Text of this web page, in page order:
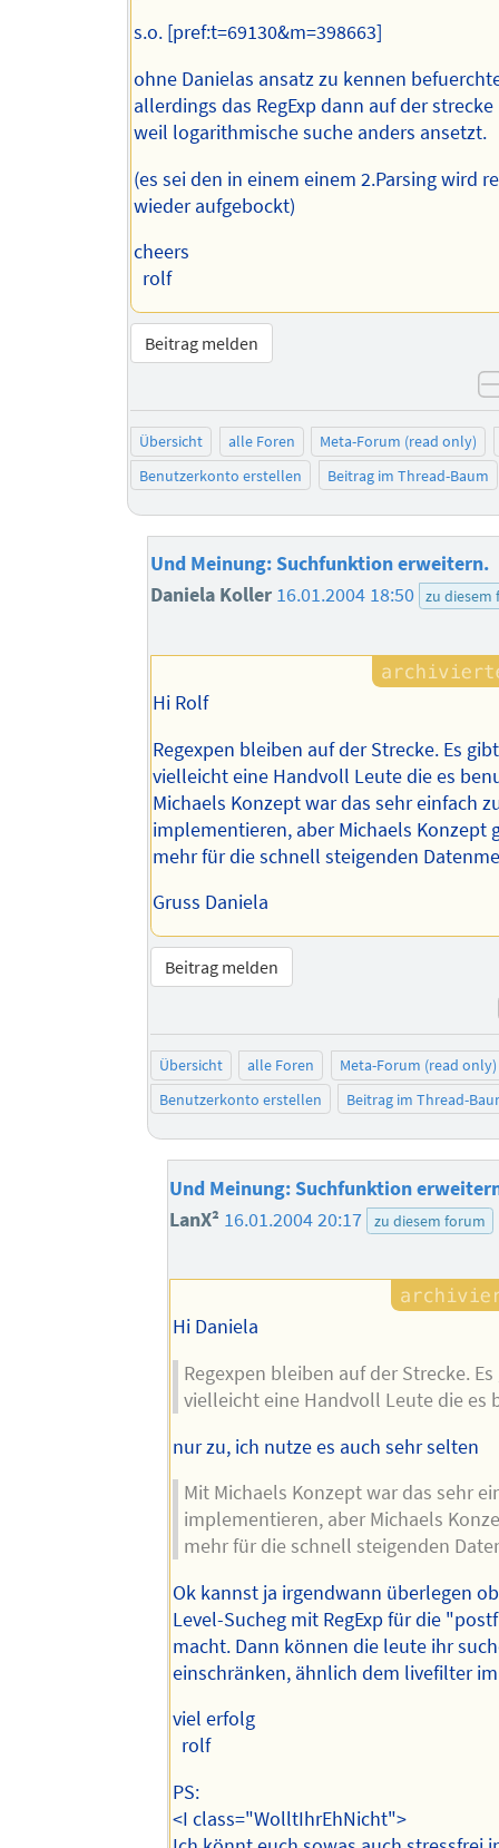
s.o. [pref:t=69130&m=398663]
ohne Danielas ansatz zu kennen
allerdings das RegExp dann auf der
weil logarithmische suche anders ansetzt.
(es sei den in einem einem 2.Parsing wird
wieder aufgebockt)
cheers
rolf
Beitrag melden
Übersicht alle Foren
Meta-Forum (read only)
Benutzerkonto erstellen
Beitrag im Thread-Baum
Und Meinung: Suchfunktion erweitern.
Daniela Koller 16.01.2004 18:50 zu diesem
Hi Rolf
Regexpen bleiben auf der Strecke. Es
vielleicht eine Handvoll Leute die es
Michaels Konzept war das sehr einfach
implementieren, aber Michaels Konzept
mehr für die schnell steigenden
Gruss Daniela
Beitrag melden
Übersicht alle Foren
Meta-Forum (read only)
Benutzerkonto erstellen
Beitrag im Thread-
Und Meinung: Suchfunktion
LanX² 16.01.2004 20:17 zu diesem forum
Hi Daniela
Regexpen bleiben auf der Strecke.
vielleicht eine Handvoll Leute die es
nur zu, ich nutze es auch sehr selten
Mit Michaels Konzept war das sehr
implementieren, aber Michaels
mehr für die schnell steigenden
Ok kannst ja irgendwann überlegen
Level-Sucheg mit RegExp für die
macht. Dann können die leute ihr
einschränken, ähnlich dem livefilter
viel erfolg
rolf
PS:
<I class="WolltIhrEhNicht">